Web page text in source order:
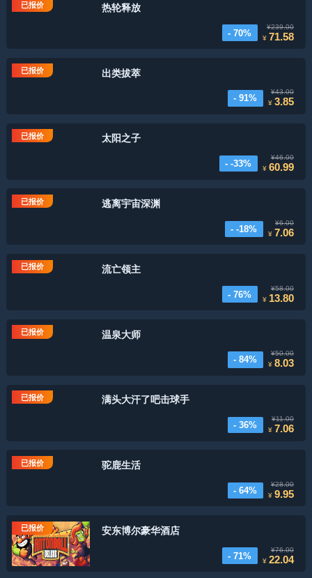
已报价 热轮释放
- 70%
¥239.00
¥ 71.58
已报价 出类拔萃
- 91%
¥43.00
¥3.85
已报价 太阳之子
- -33%
¥46.00
¥60.99
已报价 逃离宇宙深渊
- -18%
¥6.00
¥ 7.06
已报价 流亡领主
- 76%
¥58.00
¥ 13.80
已报价 温泉大师
- 84%
¥50.00
¥8.03
已报价 满头大汗了吧击球手
- 36%
¥11.00
¥ 7.06
已报价 驼鹿生活
- 64%
¥28.00
¥9.95
已报价 安东博尔豪华酒店
- 71%
¥76.00
¥22.04